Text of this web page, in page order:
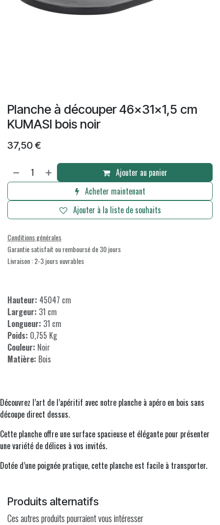
Planche à découper 46x31x1,5 cm
KUMASI bois noir
37,50 €
Ajouter au panier
Acheter maintenant
Ajouter à la liste de souhaits
Conditions générales
Garantie satisfait ou remboursé de 30 jours
Livraison : 2-3 jours ouvrables
Hauteur: 45047 cm
Largeur: 31 cm
Longueur: 31 cm
Poids: 0,755 Kg
Couleur: Noir
Matière: Bois
Découvrez l’art de l’apéritif avec notre planche à apéro en bois sans
découpe direct dessus.
Cette planche offre une surface spacieuse et élégante pour présenter
une variété de délices à vos invités.
Dotée d’une poignée pratique, cette planche est facile à transporter.
Produits alternatifs
Ces autres produits pourraient vous intéresser